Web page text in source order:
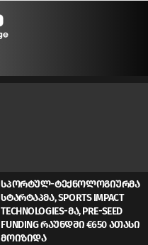
ᲡᲞᲝᲠᲢᲣᲚ-ᲢᲔᲥᲜᲝᲚᲝᲒᲘᲣᲠᲛᲐ
ᲡᲢᲐᲠᲢᲐᲞᲛᲐ, SPORTS IMPACT
TECHNOLOGIES-ᲛᲐ, PRE-SEED
FUNDING ᲠᲐᲣᲜᲓᲨᲘ €650 ᲐᲗᲐᲡᲘ
ᲛᲝᲘᲖᲘᲓᲐ